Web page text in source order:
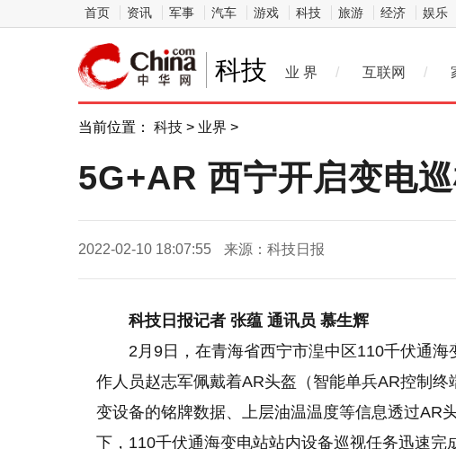
首页 资讯 军事 汽车 游戏 科技 旅游 经济 娱乐
科技 业 界 / 互联网 /
当前位置： 科技 > 业界 >
5G+AR 西宁开启变电
2022-02-10 18:07:55 来源：科技日报
科技日报记者 张蕴 通讯员 慕生辉
2月9日，在青海省西宁市湟中区110千伏通
作人员赵志军佩戴着AR头盔（智能单兵AR控制
变设备的铭牌数据、上层油温温度等信息透过AR
下，110千伏通海变电站站内设备巡视任务迅速完